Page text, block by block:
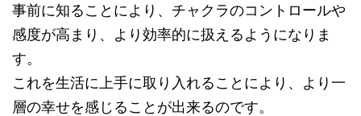
事前に知ることにより、チャクラのコントロールや
感度が高まり、より効率的に扱えるようになりま
す。
これを生活に上手に取り入れることにより、より一
層の幸せを感じることが出来るのです。